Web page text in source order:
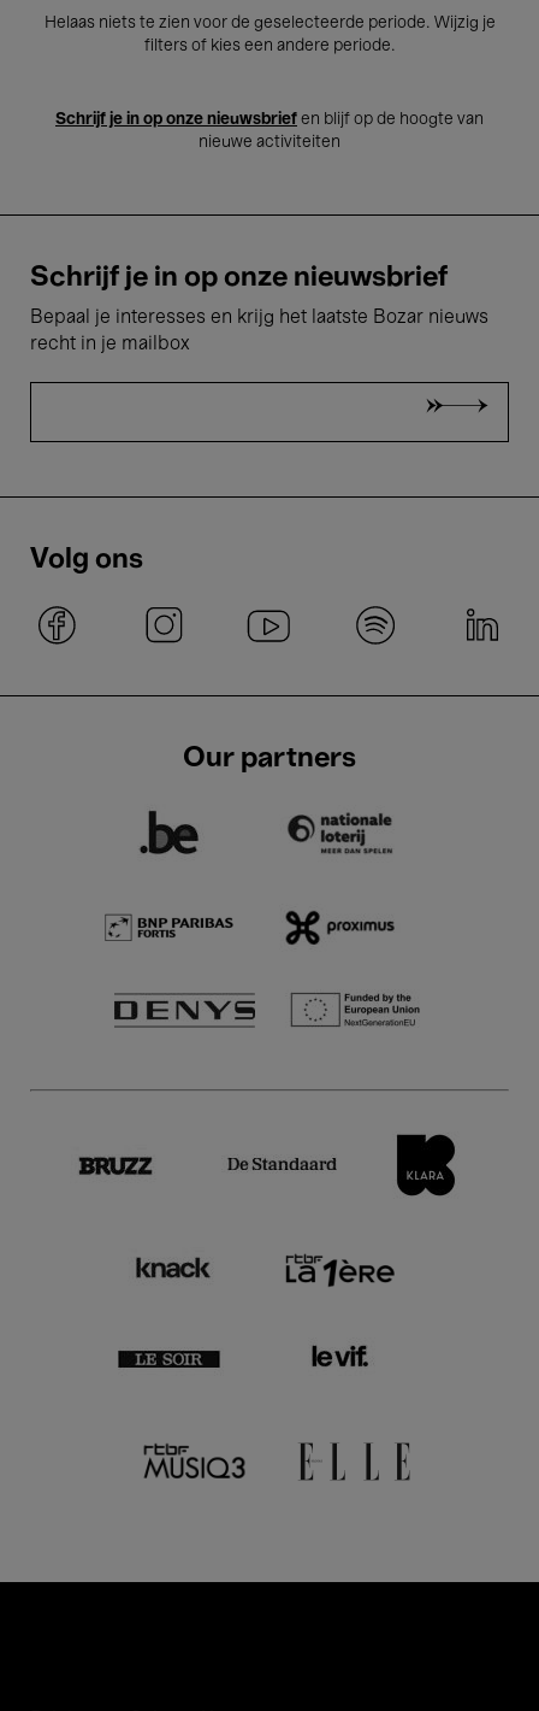
Helaas niets te zien voor de geselecteerde periode. Wijzig je
filters of kies een andere periode.
Schrijf je in op onze nieuwsbrief en blijf op de hoogte van
nieuwe activiteiten
Schrijf je in op onze nieuwsbrief
Bepaal je interesses en krijg het laatste Bozar nieuws
recht in je mailbox
Volg ons
Our partners